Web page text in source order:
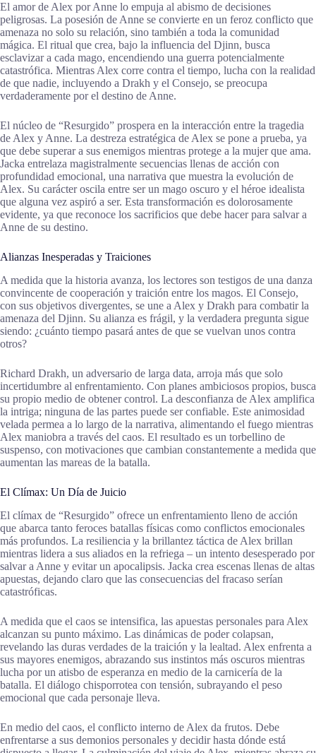
El amor de Alex por Anne lo empuja al abismo de decisiones
peligrosas. La posesión de Anne se convierte en un feroz conflicto que
amenaza no solo su relación, sino también a toda la comunidad
mágica. El ritual que crea, bajo la influencia del Djinn, busca
esclavizar a cada mago, encendiendo una guerra potencialmente
catastrófica. Mientras Alex corre contra el tiempo, lucha con la realidad
de que nadie, incluyendo a Drakh y el Consejo, se preocupa
verdaderamente por el destino de Anne.
El núcleo de “Resurgido” prospera en la interacción entre la tragedia
de Alex y Anne. La destreza estratégica de Alex se pone a prueba, ya
que debe superar a sus enemigos mientras protege a la mujer que ama.
Jacka entrelaza magistralmente secuencias llenas de acción con
profundidad emocional, una narrativa que muestra la evolución de
Alex. Su carácter oscila entre ser un mago oscuro y el héroe idealista
que alguna vez aspiró a ser. Esta transformación es dolorosamente
evidente, ya que reconoce los sacrificios que debe hacer para salvar a
Anne de su destino.
Alianzas Inesperadas y Traiciones
A medida que la historia avanza, los lectores son testigos de una danza
convincente de cooperación y traición entre los magos. El Consejo,
con sus objetivos divergentes, se une a Alex y Drakh para combatir la
amenaza del Djinn. Su alianza es frágil, y la verdadera pregunta sigue
siendo: ¿cuánto tiempo pasará antes de que se vuelvan unos contra
otros?
Richard Drakh, un adversario de larga data, arroja más que solo
incertidumbre al enfrentamiento. Con planes ambiciosos propios, busca
su propio medio de obtener control. La desconfianza de Alex amplifica
la intriga; ninguna de las partes puede ser confiable. Este animosidad
velada permea a lo largo de la narrativa, alimentando el fuego mientras
Alex maniobra a través del caos. El resultado es un torbellino de
suspenso, con motivaciones que cambian constantemente a medida que
aumentan las mareas de la batalla.
El Clímax: Un Día de Juicio
El clímax de “Resurgido” ofrece un enfrentamiento lleno de acción
que abarca tanto feroces batallas físicas como conflictos emocionales
más profundos. La resiliencia y la brillantez táctica de Alex brillan
mientras lidera a sus aliados en la refriega – un intento desesperado por
salvar a Anne y evitar un apocalipsis. Jacka crea escenas llenas de altas
apuestas, dejando claro que las consecuencias del fracaso serían
catastróficas.
A medida que el caos se intensifica, las apuestas personales para Alex
alcanzan su punto máximo. Las dinámicas de poder colapsan,
revelando las duras verdades de la traición y la lealtad. Alex enfrenta a
sus mayores enemigos, abrazando sus instintos más oscuros mientras
lucha por un atisbo de esperanza en medio de la carnicería de la
batalla. El diálogo chisporrotea con tensión, subrayando el peso
emocional que cada personaje lleva.
En medio del caos, el conflicto interno de Alex da frutos. Debe
enfrentarse a sus demonios personales y decidir hasta dónde está